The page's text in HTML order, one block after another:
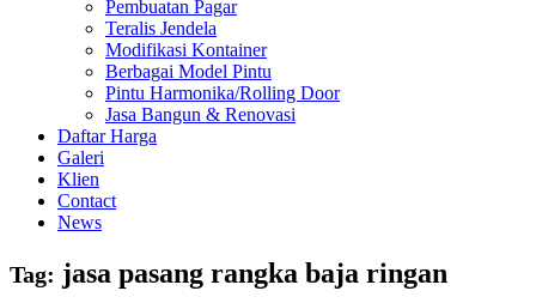
Pembuatan Pagar
Teralis Jendela
Modifikasi Kontainer
Berbagai Model Pintu
Pintu Harmonika/Rolling Door
Jasa Bangun & Renovasi
Daftar Harga
Galeri
Klien
Contact
News
Tag: jasa pasang rangka baja ringan